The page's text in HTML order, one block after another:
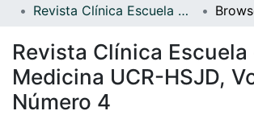
More Information
Browse Kérwá
Statistics
Revista Clínica Escuela de Medicina UCR-HSJD, Volumen 3, Número 4
Revista Clínica Escuela
Medicina UCR-HSJD,
Número 4